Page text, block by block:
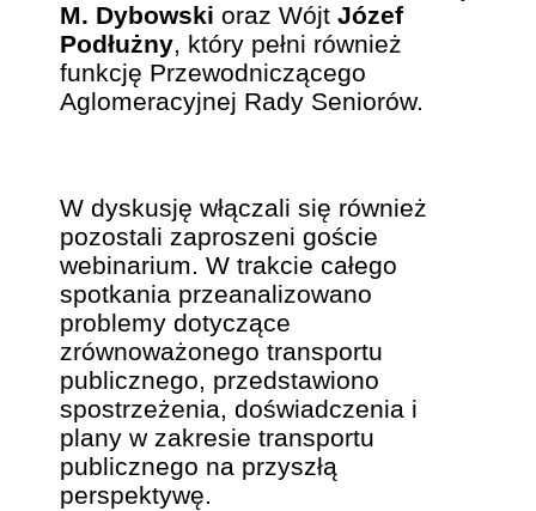
M. Dybowski oraz Wójt Józef
Podłużny, który pełni również
funkcję Przewodniczącego
Aglomeracyjnej Rady Seniorów.
W dyskusję włączali się również
pozostali zaproszeni goście
webinarium. W trakcie całego
spotkania przeanalizowano
problemy dotyczące
zrównoważonego transportu
publicznego, przedstawiono
spostrzeżenia, doświadczenia i
plany w zakresie transportu
publicznego na przyszłą
perspektywę.